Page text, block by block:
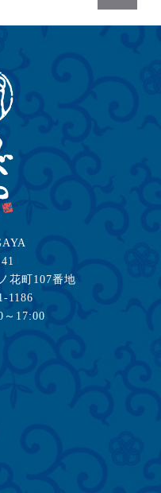
花町107番地
1186
～17:00